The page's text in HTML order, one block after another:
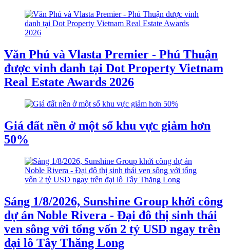
Văn Phú và Vlasta Premier - Phú Thuận
được vinh danh tại Dot Property Vietnam
Real Estate Awards 2026
Giá đất nền ở một số khu vực giảm hơn
50%
Sáng 1/8/2026, Sunshine Group khởi công
dự án Noble Rivera - Đại đô thị sinh thái
ven sông với tổng vốn 2 tỷ USD ngay trên
đại lô Tây Thăng Long